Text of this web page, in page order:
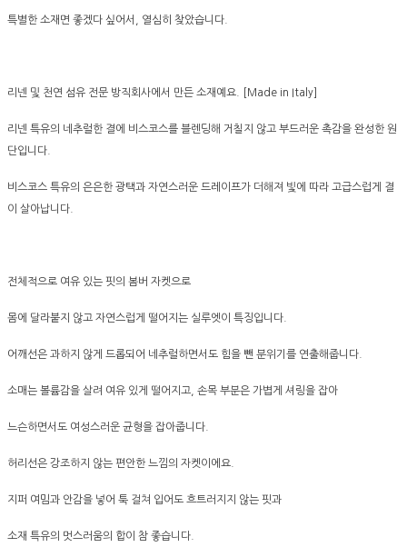
특별한 소재면 좋겠다 싶어서, 열심히 찾았습니다.
리넨 및 천연 섬유 전문 방직회사에서 만든 소재예요. [Made in Italy]
리넨 특유의 네추럴한 결에 비스코스를 블렌딩해 거칠지 않고 부드러운 촉감을 완성한 원
단입니다.
비스코스 특유의 은은한 광택과 자연스러운 드레이프가 더해져 빛에 따라 고급스럽게 결
이 살아납니다.
전체적으로 여유 있는 핏의 봄버 자켓으로
몸에 달라붙지 않고 자연스럽게 떨어지는 실루엣이 특징입니다.
어깨선은 과하지 않게 드롭되어 네추럴하면서도 힘을 뺀 분위기를 연출해줍니다.
소매는 볼륨감을 살려 여유 있게 떨어지고, 손목 부분은 가볍게 셔링을 잡아
느슨하면서도 여성스러운 균형을 잡아줍니다.
허리선은 강조하지 않는 편안한 느낌의 자켓이에요.
지퍼 여밈과 안감을 넣어 툭 걸쳐 입어도 흐트러지지 않는 핏과
소재 특유의 멋스러움의 합이 참 좋습니다.